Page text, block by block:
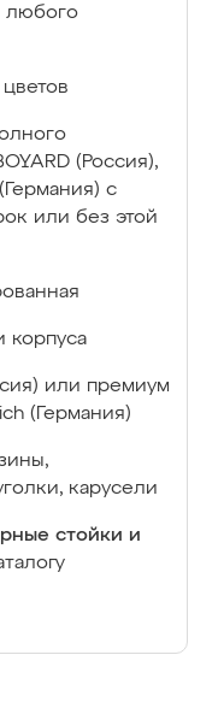
любого
(Россия),
с
или без этой
корпуса
или премиум
(Германия)
карусели
стойки и